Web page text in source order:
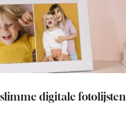
digitale fotolijsten